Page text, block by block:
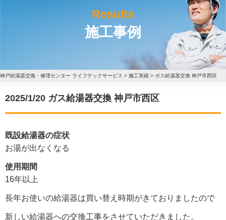
Results
施工事例
神戸給湯器交換・修理センター ライフテックサービス > 施工実績 > ガス給湯器交換 神戸市西区
2025/1/20 ガス給湯器交換 神戸市西区
既設給湯器の症状
お湯が出なくなる
使用期間
16年以上
長年お使いの給湯器は買い替え時期がきておりましたので
新しい給湯器への交換工事をさせていただきました。